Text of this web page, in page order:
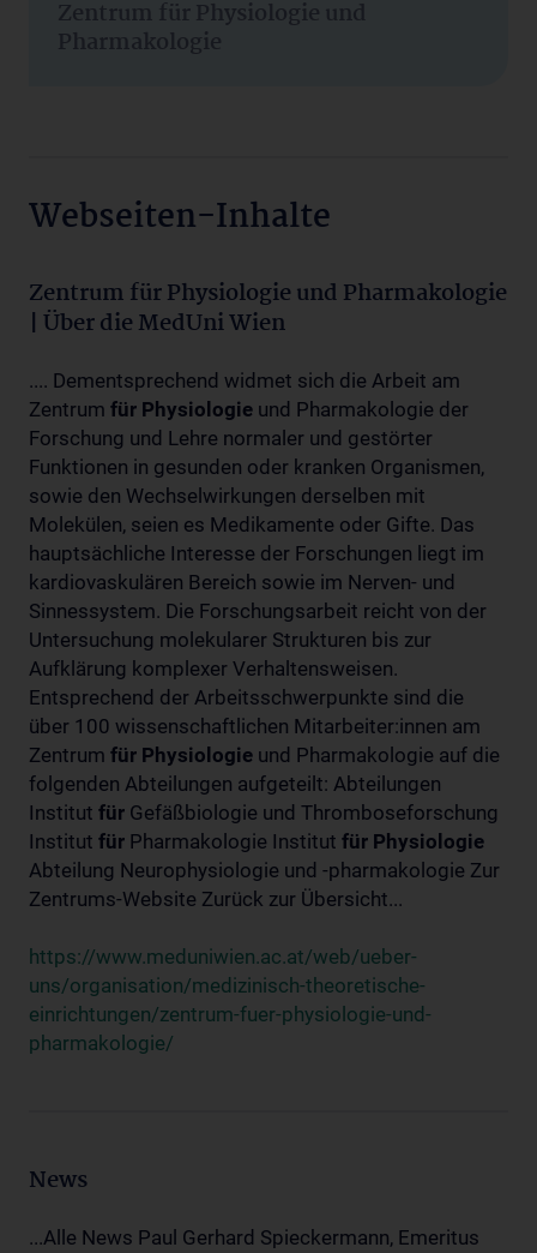
Zentrum für Physiologie und
Pharmakologie
Webseiten-Inhalte
Zentrum für Physiologie und Pharmakologie
| Über die MedUni Wien
.... Dementsprechend widmet sich die Arbeit am
Zentrum für Physiologie und Pharmakologie der
Forschung und Lehre normaler und gestörter
Funktionen in gesunden oder kranken Organismen,
sowie den Wechselwirkungen derselben mit
Molekülen, seien es Medikamente oder Gifte. Das
hauptsächliche Interesse der Forschungen liegt im
kardiovaskulären Bereich sowie im Nerven- und
Sinnessystem. Die Forschungsarbeit reicht von der
Untersuchung molekularer Strukturen bis zur
Aufklärung komplexer Verhaltensweisen.
Entsprechend der Arbeitsschwerpunkte sind die
über 100 wissenschaftlichen Mitarbeiter:innen am
Zentrum für Physiologie und Pharmakologie auf die
folgenden Abteilungen aufgeteilt: Abteilungen
Institut für Gefäßbiologie und Thromboseforschung
Institut für Pharmakologie Institut für Physiologie
Abteilung Neurophysiologie und -pharmakologie Zur
Zentrums-Website Zurück zur Übersicht...
https://www.meduniwien.ac.at/web/ueber-
uns/organisation/medizinisch-theoretische-
einrichtungen/zentrum-fuer-physiologie-und-
pharmakologie/
News
...Alle News Paul Gerhard Spieckermann, Emeritus